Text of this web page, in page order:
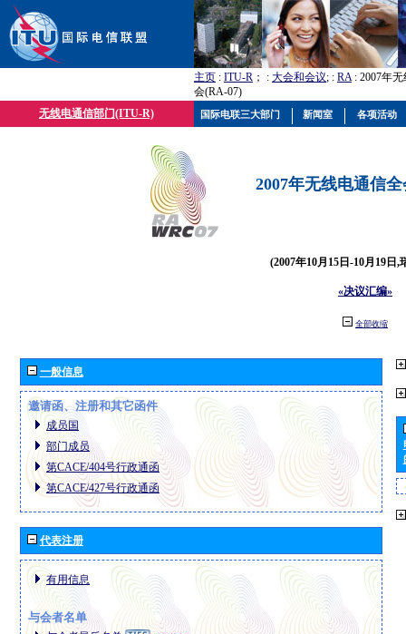
主页 : ITU-R ； : 大会和会议; : RA: 2007年
会(RA-07)
无线电通信部门(ITU-R)
2007年无线电通信
(2007年10月15日-10月19日,
«决议汇编»
全部收缩
一般信息
邀请函、注册和其它函件
成员国
部门成员
第CACE/404号行政通函
第CACE/427号行政通函
代表注册
有用信息
与会者名单
国际电联三大部门 新闻室 各项活动